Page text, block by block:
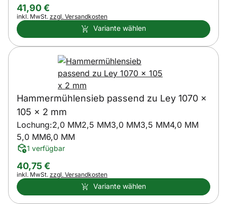
41,90€
Steuerhinweis:
inkl. MwSt. zzgl. Versandkosten
Variante wählen
Hammermühlensieb passend zu Ley 1070 x
105 x 2 mm
Lochung:2,0 MM2,5 MM3,0 MM3,5 MM4,0 MM
5,0 MM6,0 MM
1 verfügbar
40,75€
Steuerhinweis:
inkl. MwSt. zzgl. Versandkosten
Variante wählen